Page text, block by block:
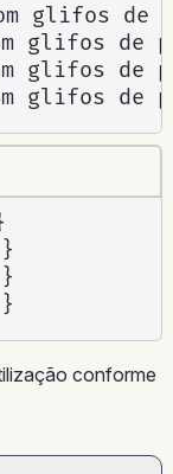
glifos de
glifos de
glifos de
glifos de
}
}
}
conforme